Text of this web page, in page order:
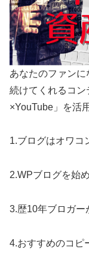
あなたのファン
続けてくれるコ
×YouTube」を活
1.ブログはオワコ
2.WPブログを始
3.歴10年ブロガー
4.おすすめのコピ